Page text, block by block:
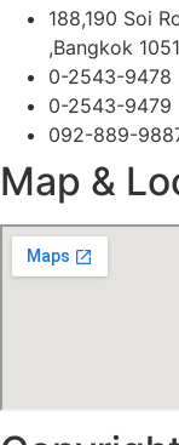
188,190 Soi
,Bangkok
0-2543-9478
0-2543-9479
092-889-
Map &